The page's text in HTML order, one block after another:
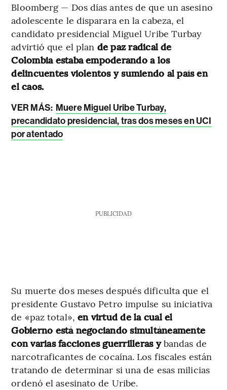
Bloomberg — Dos días antes de que un asesino
adolescente le disparara en la cabeza, el
candidato presidencial Miguel Uribe Turbay
advirtió que el plan de paz radical de
Colombia estaba empoderando a los
delincuentes violentos y sumiendo al país en
el caos.
VER MÁS: Muere Miguel Uribe Turbay,
precandidato presidencial, tras dos meses en UCI
por atentado
PUBLICIDAD
Su muerte dos meses después dificulta que el
presidente Gustavo Petro impulse su iniciativa
de «paz total», en virtud de la cual el
Gobierno está negociando simultáneamente
con varias facciones guerrilleras ybandas de
narcotraficantes de cocaína. Los fiscales están
tratando de determinar si una de esas milicias
ordenó el asesinato de Uribe.